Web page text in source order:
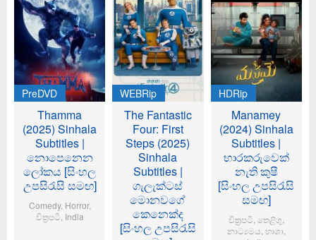
PreDVD
Thamma
(2025) Sinhala
Subtitles |
නොපෙනෙන
ලෝකය [සිංහල
උපසිරැසි සමඟ]
Comedy, Horror,
චිත්‍රපටි India
WEBRip
The Fantastic
Four: First
Steps (2025)
Sinhala
Subtitles |
ගැලැක්ටස්
මොනවගේ
කෙනෙක්ද
[සිංහල උපසිරැසි
HDRip
Manamey
(2024) Sinhala
Subtitles |
භාරකරුවෙක්
නැති කුෂී
[සිංහල උපසිරැසි
සමඟ]
චිත්‍රපටි තෙළිගු
නාට්‍යමය භාශා,